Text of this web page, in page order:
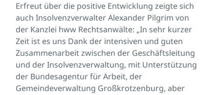
Erfreut über die positive Entwicklung zeigte sich
auch Insolvenzverwalter Alexander Pilgrim von
der Kanzlei hww Rechtsanwälte: „In sehr kurzer
Zeit ist es uns Dank der intensiven und guten
Zusammenarbeit zwischen der Geschäftsleitung
und der Insolvenzverwaltung, mit Unterstützung
der Bundesagentur für Arbeit, der
Gemeindeverwaltung Großkrotzenburg, aber